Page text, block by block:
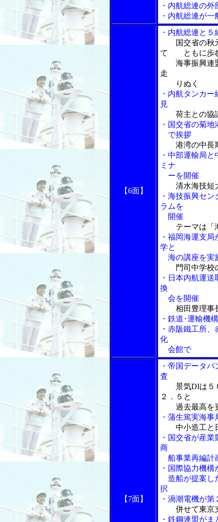
・内航総連の
・内航総連が
【6面】
・内航総連と
国交省の秋
て ともに歩
海事振興連盟
走
りぬく
・内航タンカ
見
荷主との協
・国交省の菊
で挨拶
港湾の中長
・中部運輸局
ミナ
ーを開催
清水海技短
・海技振興セ
ラムを
開催
テーマは「
・福岡海運支
学と
海の講座を実
門司中学校
・日本内航運
換
会を開催
相田豊理事
・鉄道･運輸機
・赤阪鐵工所
化
会館で
【7面】
・帝国データ
査
景気DIは５
２．５と
過去最高を
・蒲生篤実海
中小造工と
・国交省が産
商
船事業再編計
・国際協力機
造船が提案し
択
・渦潮電機が
併せて東京
・鉄鋼連盟が